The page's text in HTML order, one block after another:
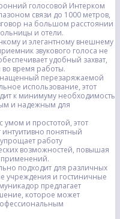
голосовой Интерком
связи до 1000 метров,
на большом расстоянии
и отели.
и элегантному внешнему
звукового голоса не
удобный захват,
во время работы.
перезаряжаемой
использование, этот
к минимуму необходимость
и надежным для
и простотой, этот
понятный
работу
возможностей, повышая
применений.
подходит для различных
учреждения и гостиничные
предлагает
которое может